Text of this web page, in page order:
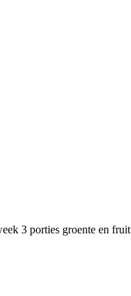
3 porties groente en